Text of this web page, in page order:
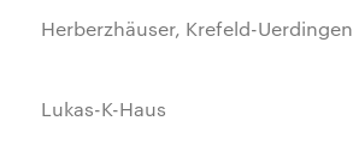
Herberzhäuser, Krefeld-Uerdingen
Lukas-K-Haus